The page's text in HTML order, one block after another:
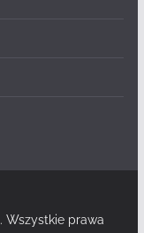
. Wszystkie prawa